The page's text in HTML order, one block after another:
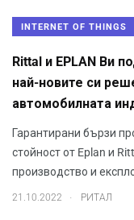
INTERNET OF THINGS
Rittal и EPLAN Ви
най-новите си
автомобилната
Гарантирани бързи
стойност от Eplan и
производство и
21.10.2022 РИТАЛ